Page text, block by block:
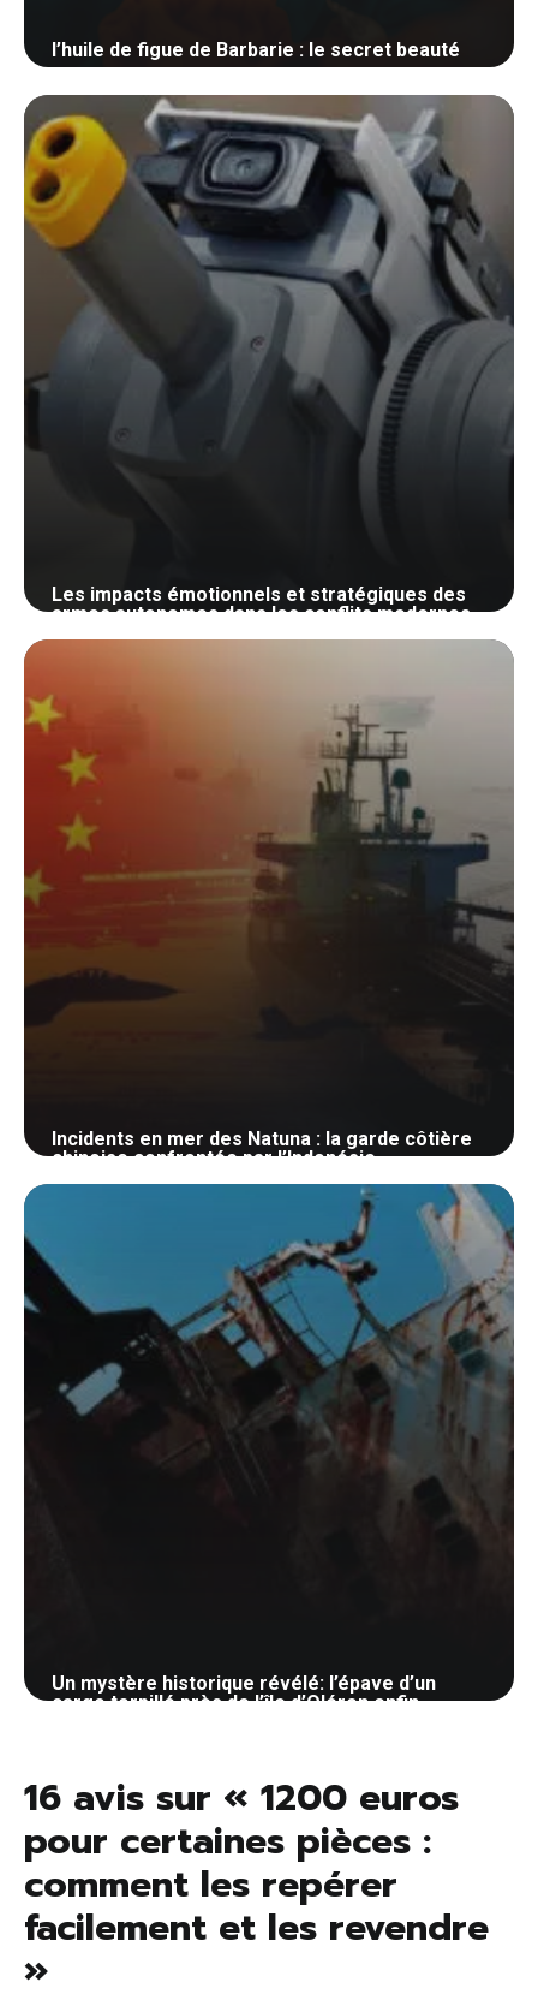
l’huile de figue de Barbarie : le secret beauté
Les impacts émotionnels et stratégiques des
armes autonomes dans les conflits modernes
Incidents en mer des Natuna : la garde côtière
chinoise confrontée par l’Indonésie
Un mystère historique révélé: l’épave d’un
cargo torpillé près de l’île d’Oléron enfin
16 avis sur « 1200 euros
pour certaines pièces :
comment les repérer
facilement et les revendre
»